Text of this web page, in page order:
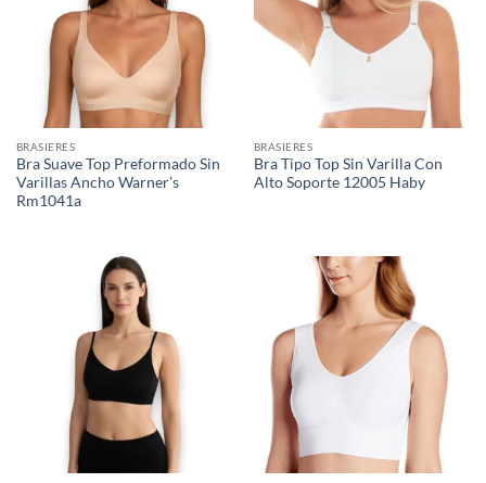
BRASIERES
Bra Suave Top Preformado Sin
Varillas Ancho Warner’s
Rm1041a
BRASIERES
Bra Tipo Top Sin Varilla Con
Alto Soporte 12005 Haby